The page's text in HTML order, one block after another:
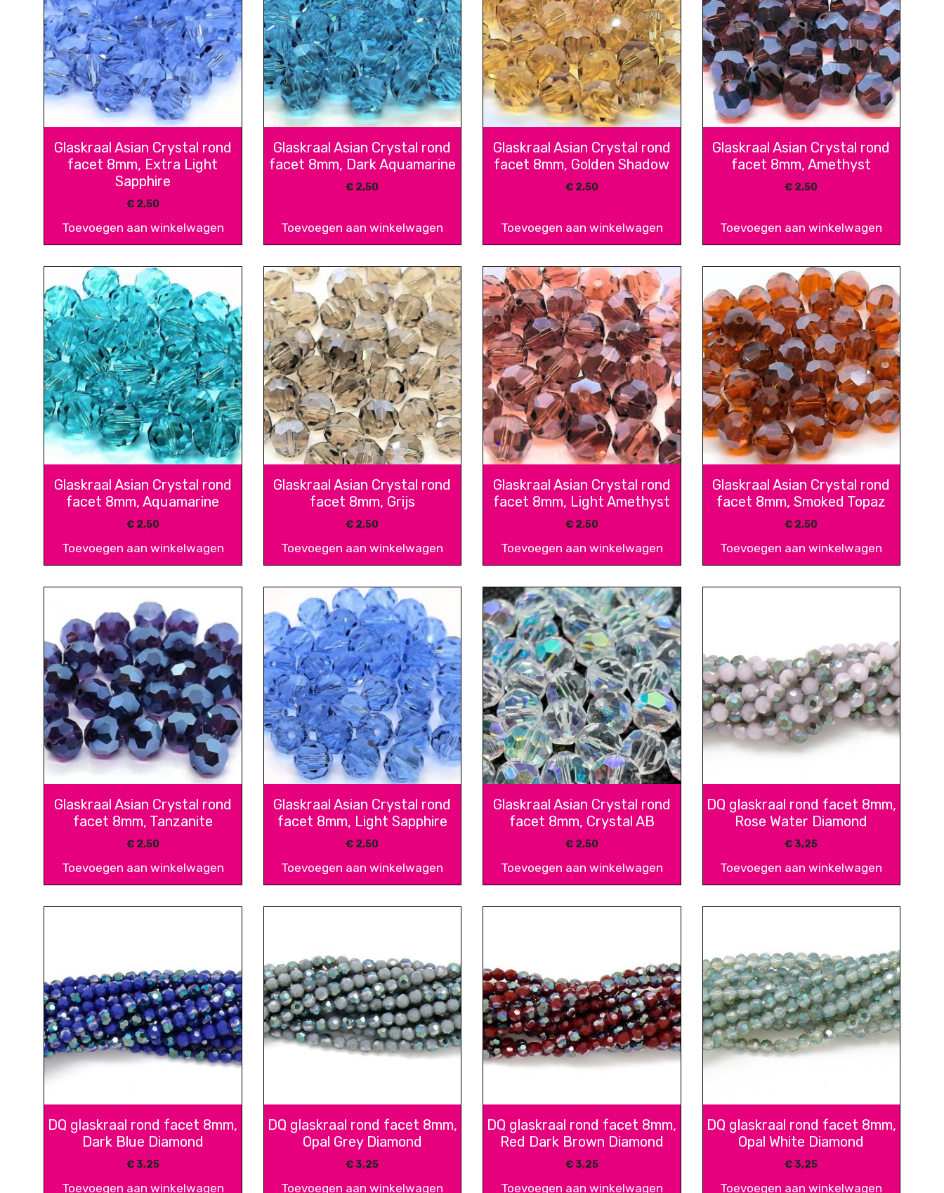
Glaskraal Asian Crystal rond
facet 8mm, Extra Light
Sapphire
€2,50
Toevoegen aan winkelwagen
Glaskraal Asian Crystal rond
facet 8mm, Dark Aquamarine
€ 2,50
Toevoegen aan winkelwagen
Glaskraal Asian Crystal rond
facet 8mm, Golden Shadow
€2,50
Toevoegen aan winkelwagen
Glaskraal Asian Crystal rond
facet 8mm, Amethyst
€ 2,50
Toevoegen aan winkelwagen
Glaskraal Asian Crystal rond
facet 8mm, Aquamarine
€2,50
Toevoegen aan winkelwagen
Glaskraal Asian Crystal rond
facet 8mm, Grijs
€ 2,50
Toevoegen aan winkelwagen
Glaskraal Asian Crystal rond
facet 8mm, Light Amethyst
€2,50
Toevoegen aan winkelwagen
Glaskraal Asian Crystal rond
facet 8mm, Smoked Topaz
€ 2,50
Toevoegen aan winkelwagen
Glaskraal Asian Crystal rond
facet 8mm, Tanzanite
€2,50
Toevoegen aan winkelwagen
Glaskraal Asian Crystal rond
facet 8mm, Light Sapphire
€ 2,50
Toevoegen aan winkelwagen
Glaskraal Asian Crystal rond
facet 8mm, Crystal AB
€2,50
Toevoegen aan winkelwagen
DQ glaskraal rond facet 8mm,
Rose Water Diamond
€3,25
Toevoegen aan winkelwagen
DQ glaskraal rond facet 8mm,
Dark Blue Diamond
€3,25
Toevoegen aan winkelwagen
DQ glaskraal rond facet 8mm,
Opal Grey Diamond
€3,25
Toevoegen aan winkelwagen
DQ glaskraal rond facet 8mm,
Red Dark Brown Diamond
€3,25
Toevoegen aan winkelwagen
DQ glaskraal rond facet 8mm,
Opal White Diamond
€3,25
Toevoegen aan winkelwagen